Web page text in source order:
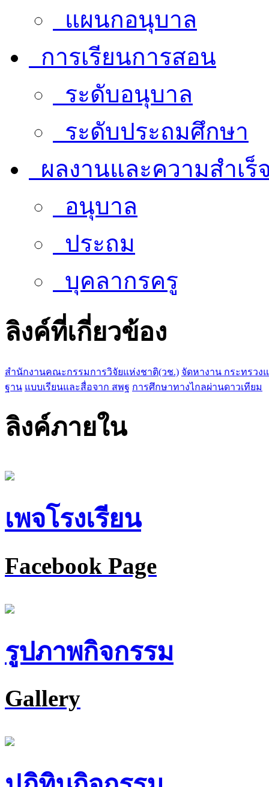
แผนกอนุบาล
การเรียนการสอน
ระดับอนุบาล
ระดับประถมศึกษา
ผลงานและความสำเร็
อนุบาล
ประถม
บุคลากรครู
ลิงค์ที่เกี่ยวข้อง
สำนักงานคณะกรรมการวิจัยแห่งชาติ(วช.) จัดหางาน กระทรวง
ฐาน แบบเรียนและสื่อจาก สพฐ การศึกษาทางไกลผ่านดาวเทียม
ลิงค์ภายใน
เพจโรงเรียน
Facebook Page
รูปภาพกิจกรรม
Gallery